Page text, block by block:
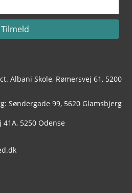
Albani Skole, Rømersvej 61, 5200
Søndergade 99, 5620 Glamsbjerg
41A 5250 Odense
Tilmeld